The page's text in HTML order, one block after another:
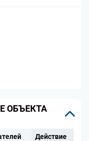
ОБЪЕКТА
Действие